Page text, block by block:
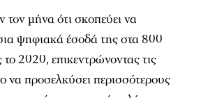
τον μήνα ότι σκοπεύει να
ψηφιακά έσοδά της στα 800
2020, επικεντρώνοντας τις
να προσελκύσει περισσότερους